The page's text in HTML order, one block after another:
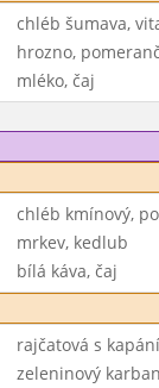
chléb šumava,
hrozno,
mléko, čaj
chléb kmínový,
mrkev, kedlub
bílá káva, čaj
rajčatová s
zeleninový